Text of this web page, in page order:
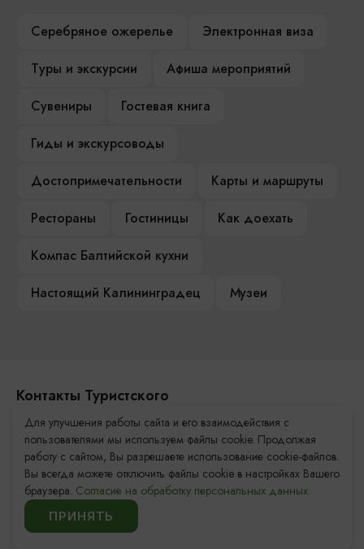
Серебряное ожерелье
Электронная виза
Туры и экскурсии
Афиша мероприятий
Сувениры
Гостевая книга
Гиды и экскурсоводы
Достопримечательности
Карты и маршруты
Рестораны
Гостиницы
Как доехать
Компас Балтийской кухни
Настоящий Калининградец
Музеи
Контакты Туристского
информационного центра
+7 (4012) 555-200
8 (800) 200-55-39
info@visit-kaliningrad.ru
Для улучшения работы сайта и его взаимодействия с
пользователями мы используем файлы cookie. Продолжая
работу с сайтом, Вы разрешаете использование cookie-файлов.
Вы всегда можете отключить файлы cookie в настройках Вашего
браузера. Согласие на обработку персональных данных.
ПРИНЯТЬ